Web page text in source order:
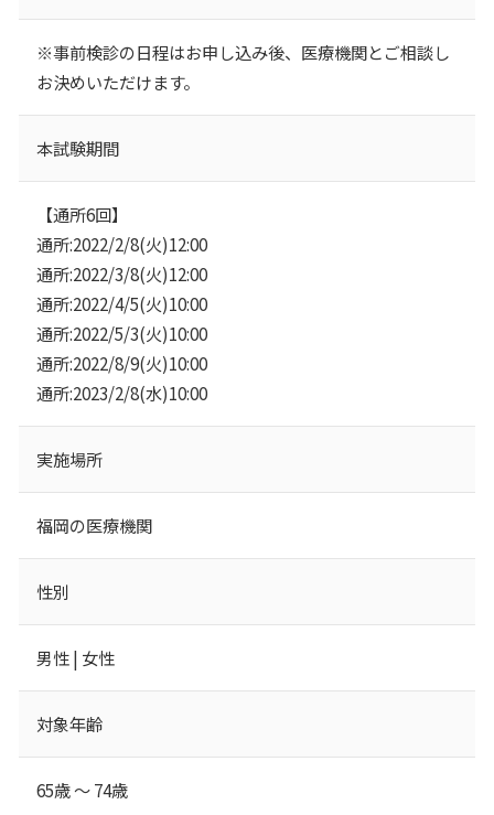
※事前検診の日程はお申し込み後、医療機関とご相談し
お決めいただけます。
本試験期間
【通所6回】
通所:2022/2/8(火)12:00
通所:2022/3/8(火)12:00
通所:2022/4/5(火)10:00
通所:2022/5/3(火)10:00
通所:2022/8/9(火)10:00
通所:2023/2/8(水)10:00
実施場所
福岡の医療機関
性別
男性 | 女性
対象年齢
65歳 ～ 74歳